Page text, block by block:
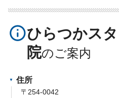
info_outlineひらつかス
院
住所
〒254-0042